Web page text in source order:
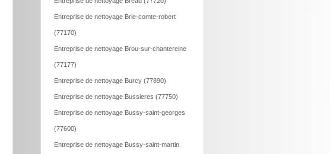
Entreprise de nettoyage Brie-comte-robert
(77170)
Entreprise de nettoyage Brou-sur-chantereine
(77177)
Entreprise de nettoyage Burcy (77890)
Entreprise de nettoyage Bussieres (77750)
Entreprise de nettoyage Bussy-saint-georges
(77600)
Entreprise de nettoyage Bussy-saint-martin